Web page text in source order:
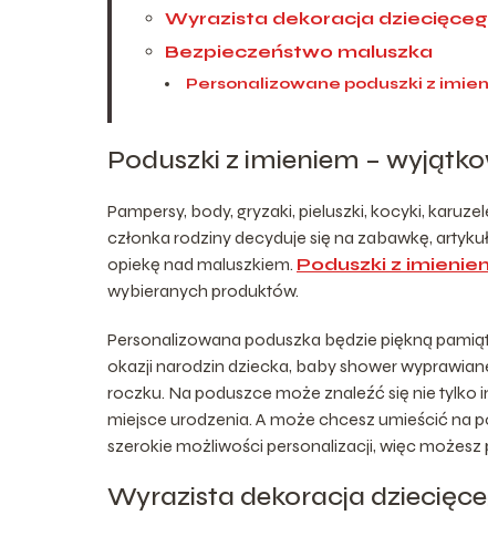
Wyrazista dekoracja
Bezpieczeństwo maluszka
Personalizowane poduszki z
Poduszki z imieniem –
Pampersy, body, gryzaki, pieluszki, kocyki,
członka rodziny decyduje się na zabawkę,
opiekę nad maluszkiem. Poduszki z
wybieranych produktów.
Personalizowana poduszka będzie piękną
okazji narodzin dziecka, baby shower
roczku. Na poduszce może znaleźć się nie tylko
miejsce urodzenia. A może chcesz umieścić na
szerokie możliwości personalizacji, więc
Wyrazista dekoracja